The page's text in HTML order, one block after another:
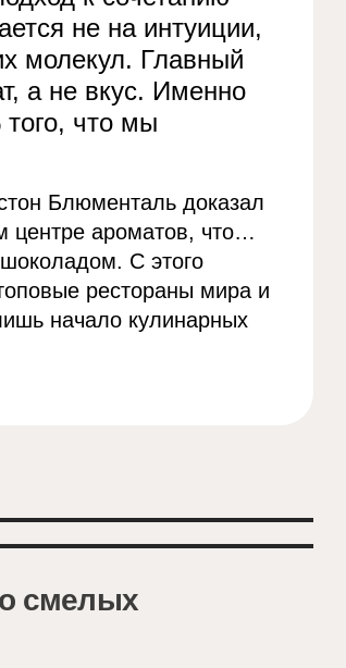
не на интуиции,
молекул. Главный
а не вкус. Именно
что мы
Блюменталь доказал
центре ароматов, что…
С этого
рестораны мира и
начало кулинарных
смелых